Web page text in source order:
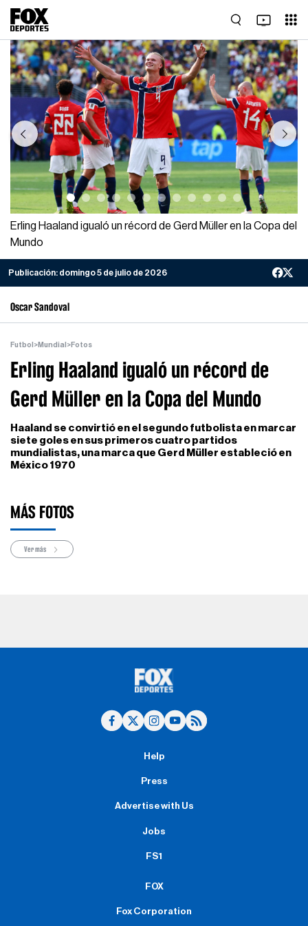
Previous Next
Erling Haaland igualó un récord de Gerd Müller en la Copa del
Mundo
Publicación: domingo 5 de julio de 2026
Oscar Sandoval
Futbol >Mundial >Fotos
Erling Haaland igualó un récord de
Gerd Müller en la Copa del Mundo
Haaland se convirtió en el segundo futbolista en marcar
siete goles en sus primeros cuatro partidos
mundialistas, una marca que Gerd Müller estableció en
México 1970
MÁS FOTOS
Ver más
Help
Press
Advertise with Us
Jobs
FS1
FOX
Fox Corporation